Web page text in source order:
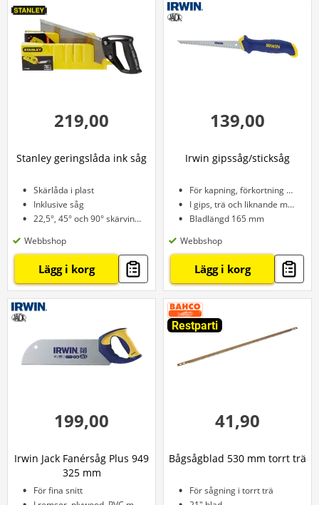
219,00
Stanley geringslåda ink såg
Skärlåda i plast
Inklusive såg
22,5°, 45° och 90° skärvinkel
Webbshop
Lägg i korg
139,00
Irwin gipssåg/sticksåg
För kapning, förkortning m.m.
I gips, trä och liknande material
Bladlängd 165 mm
Webbshop
Lägg i korg
199,00
Irwin Jack Fanérsåg Plus 949
325 mm
För fina snitt
Restparti
41,90
Bågsågblad 530 mm torrt trä
För sågning i torrt trä